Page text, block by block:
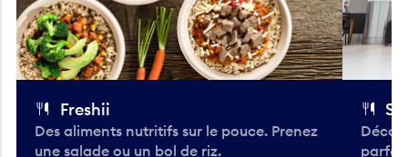
Freshii
Des aliments nutritifs sur le pouce. Prenez
une salade ou un bol de riz.